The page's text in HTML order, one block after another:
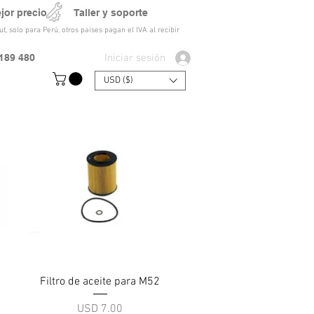
solo para Perú, otros paises pagan el IVA al recibir
Iniciar sesión
480
USD ($)
precio Taller y soporte
Vista rápida
Filtro de aceite para M52
Precio
USD 7.00